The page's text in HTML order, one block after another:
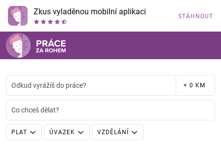
Zkus vyladěnou mobilní aplikaci STÁHNOUT
Odkud vyrážíš do práce? + 0 KM
Co chceš dělat?
PLAT ÚVAZEK VZDĚLÁNÍ